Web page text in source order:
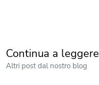
Continua a leggere
Altri post dal nostro blog